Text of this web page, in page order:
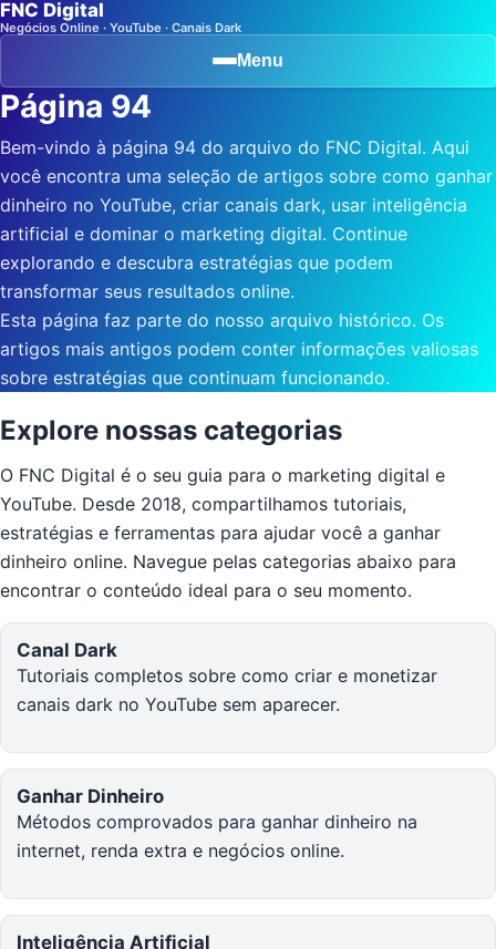
FNC Digital
Negócios Online · YouTube · Canais Dark
Menu
Página 94
Bem-vindo à página 94 do arquivo do FNC Digital. Aqui
você encontra uma seleção de artigos sobre como ganhar
dinheiro no YouTube, criar canais dark, usar inteligência
artificial e dominar o marketing digital. Continue
explorando e descubra estratégias que podem
transformar seus resultados online.
Esta página faz parte do nosso arquivo histórico. Os
artigos mais antigos podem conter informações valiosas
sobre estratégias que continuam funcionando.
Explore nossas categorias
O FNC Digital é o seu guia para o marketing digital e
YouTube. Desde 2018, compartilhamos tutoriais,
estratégias e ferramentas para ajudar você a ganhar
dinheiro online. Navegue pelas categorias abaixo para
encontrar o conteúdo ideal para o seu momento.
Canal Dark
Tutoriais completos sobre como criar e monetizar
canais dark no YouTube sem aparecer.
Ganhar Dinheiro
Métodos comprovados para ganhar dinheiro na
internet, renda extra e negócios online.
Inteligência Artificial